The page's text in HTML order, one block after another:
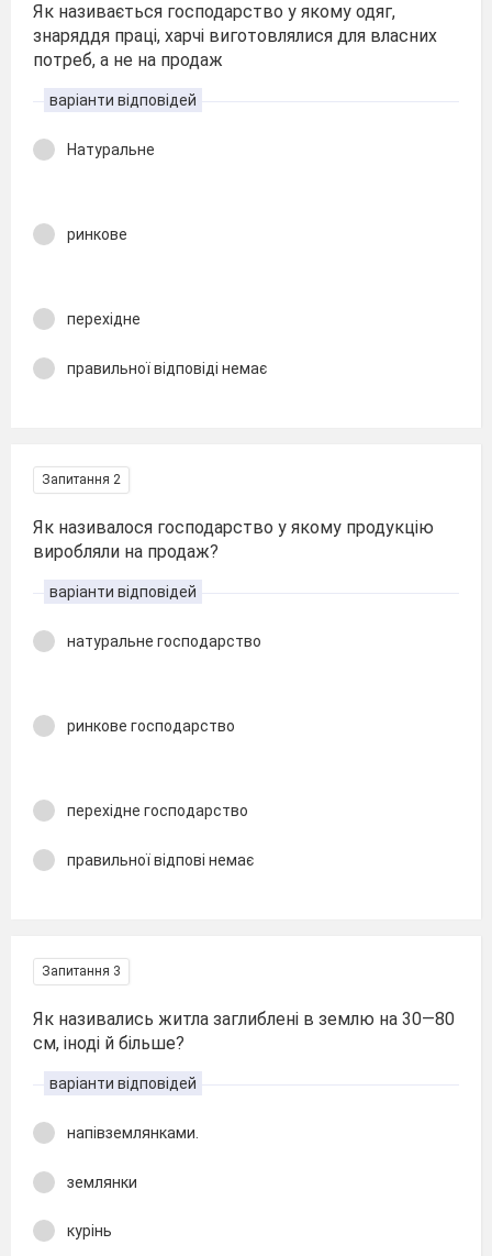
Як називається господарство у якому одяг,
знаряддя праці, харчі виготовлялися для власних
потреб, а не на продаж
варіанти відповідей
Натуральне
ринкове
перехідне
правильної відповіді немає
Запитання 2
Як називалося господарство у якому продукцію
виробляли на продаж?
варіанти відповідей
натуральне господарство
ринкове господарство
перехідне господарство
правильної відпові немає
Запитання 3
Як називались житла заглиблені в землю на 30—80
см, іноді й більше?
варіанти відповідей
напівземлянками.
землянки
курінь